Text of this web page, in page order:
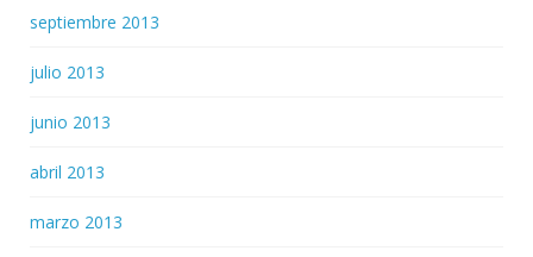
septiembre 2013
julio 2013
junio 2013
abril 2013
marzo 2013